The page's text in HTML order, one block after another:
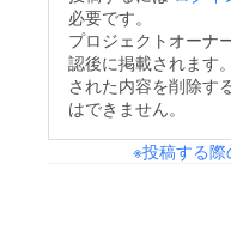
必要です。
プロジェクトオーナ
認後に掲載されます
された内容を削除す
はできません。
※投稿する際